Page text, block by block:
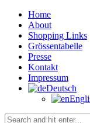
Home
About
Shopping Links
Grössentabelle
Presse
Kontakt
Impressum
Deutsch